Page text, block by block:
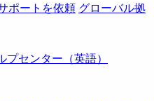
ポートを依頼 グローバル拠
プセンター（英語）